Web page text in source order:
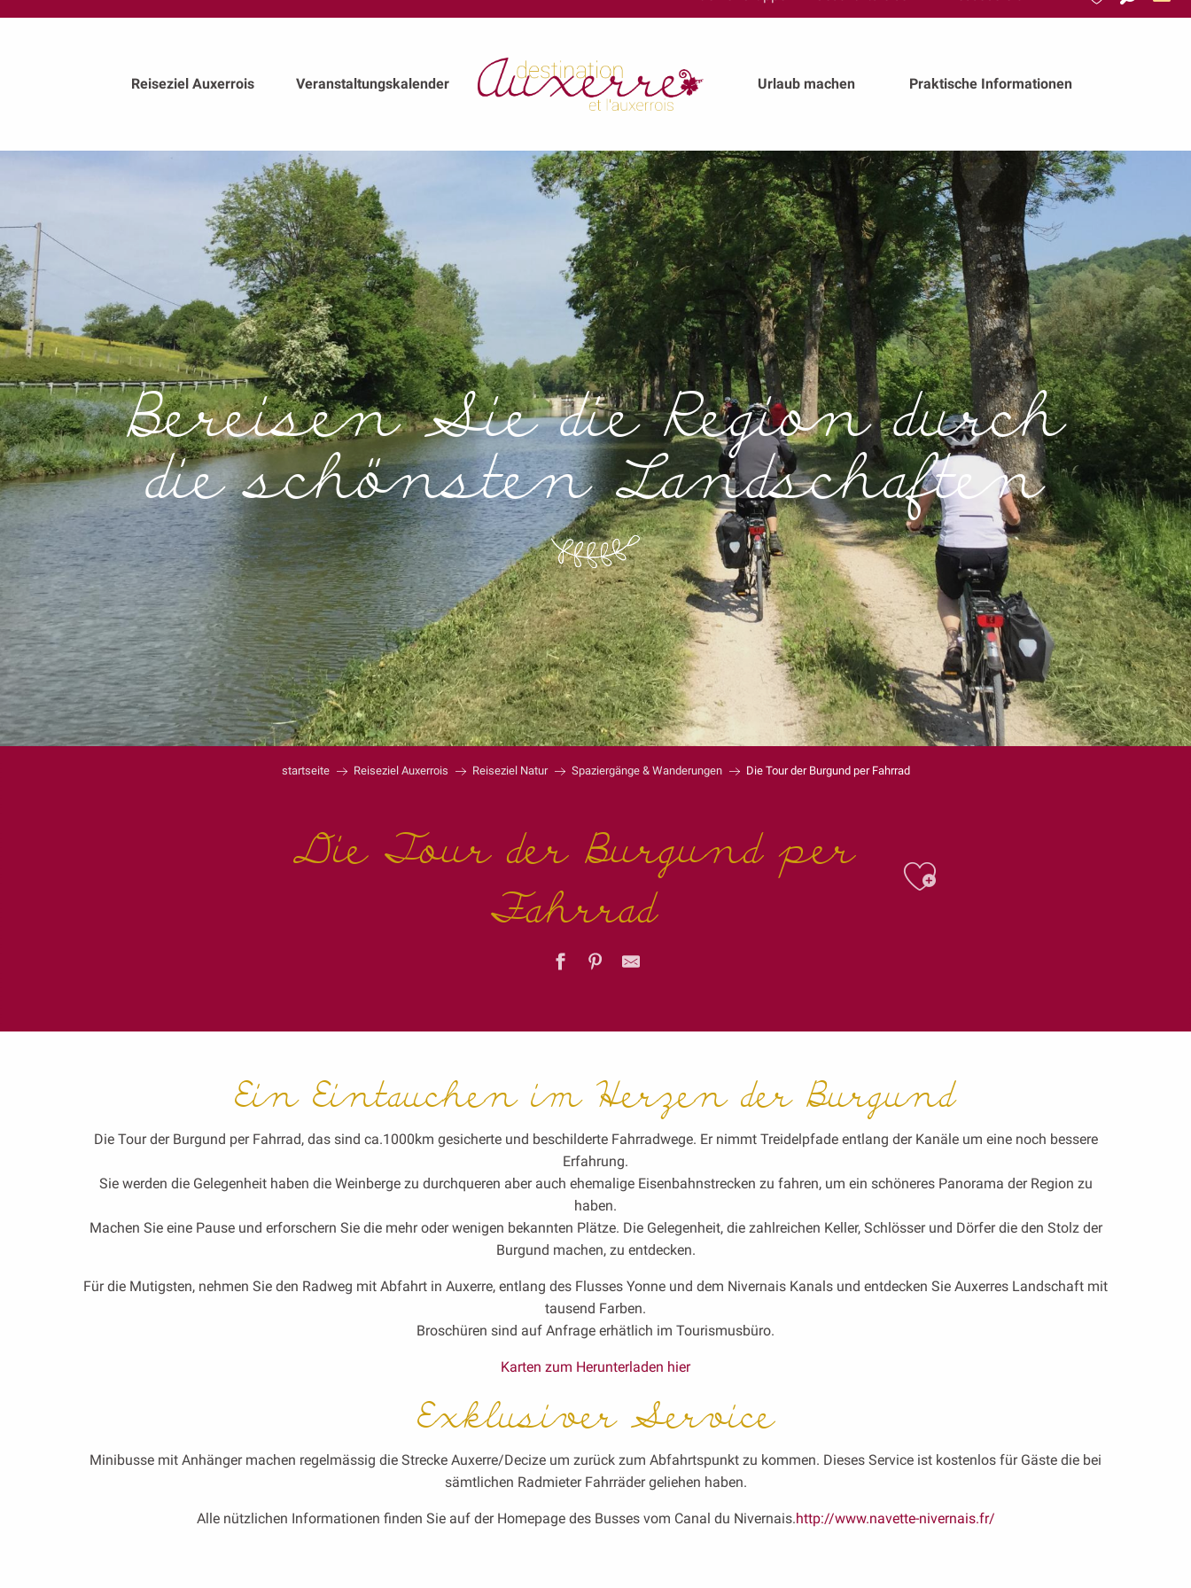
Suche
Reiseziel Auxerrois Veranstaltungskalender Urlaub machen Praktische Informationen
Bereisen Sie die Region durch
die schönsten Landschaften
startseite Reiseziel Auxerrois Reiseziel Natur Spaziergänge & Wanderungen Die Tour der Burgund per Fahrrad
Die Tour der Burgund per
Fahrrad
Ajouter aux
Ein Eintauchen im Herzen der Burgund
Die Tour der Burgund per Fahrrad, das sind ca.1000km gesicherte und beschilderte Fahrradwege. Er nimmt Treidelpfade entlang der Kanäle um eine noch bessere
Erfahrung.
Sie werden die Gelegenheit haben die Weinberge zu durchqueren aber auch ehemalige Eisenbahnstrecken zu fahren, um ein schöneres Panorama der Region zu
haben.
Machen Sie eine Pause und erforschern Sie die mehr oder wenigen bekannten Plätze. Die Gelegenheit, die zahlreichen Keller, Schlösser und Dörfer die den Stolz der
Burgund machen, zu entdecken.
Für die Mutigsten, nehmen Sie den Radweg mit Abfahrt in Auxerre, entlang des Flusses Yonne und dem Nivernais Kanals und entdecken Sie Auxerres Landschaft mit
tausend Farben.
Broschüren sind auf Anfrage erhätlich im Tourismusbüro.
Karten zum Herunterladen hier
Exklusiver Service
Minibusse mit Anhänger machen regelmässig die Strecke Auxerre/Decize um zurück zum Abfahrtspunkt zu kommen. Dieses Service ist kostenlos für Gäste die bei
sämtlichen Radmieter Fahrräder geliehen haben.
Alle nützlichen Informationen finden Sie auf der Homepage des Busses vom Canal du Nivernais.http://www.navette-nivernais.fr/